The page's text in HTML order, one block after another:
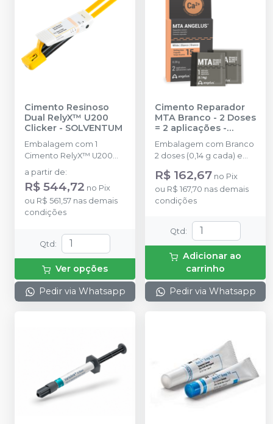
Cimento Resinoso
Dual RelyX™ U200
Clicker - SOLVENTUM
Embalagem com 1
Cimento RelyX™ U200
Clicker de 11g.
a partir de:
R$ 544,72 no Pix
ou R$ 561,57 nas demais
condições
Qtd :
Ver opções
Pedir via Whatsapp
Cimento Reparador
MTA Branco - 2 Doses
= 2 aplicações -
ANGELUS
Embalagem com Branco
2 doses (0,14 g cada) e
água destilada (3 ml)
R$ 162,67 no Pix
ou R$ 167,70 nas demais
condições
Qtd :
Adicionar ao
carrinho
Pedir via Whatsapp